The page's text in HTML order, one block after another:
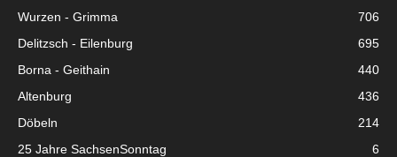
Wurzen - Grimma
706
Delitzsch - Eilenburg
695
Borna - Geithain
440
Altenburg
436
Döbeln
214
25 Jahre SachsenSonntag
6